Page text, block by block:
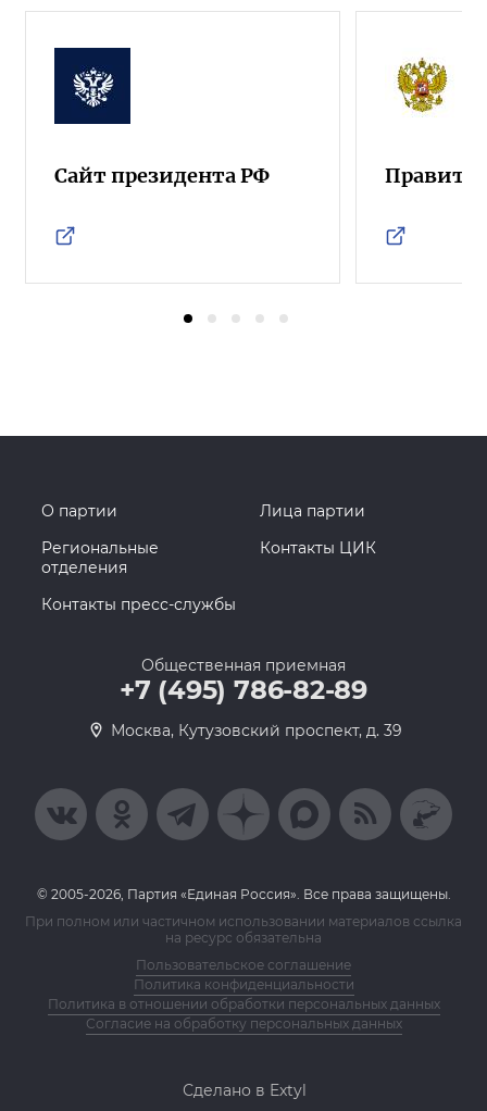
Сайт президента РФ
О партии
Лица партии
Региональные
отделения
Контакты ЦИК
Контакты пресс-службы
Общественная приемная
+7 (495) 786-82-89
Москва, Кутузовский проспект, д. 39
© 2005-2026, Партия «Единая Россия». Все права защищены.
При полном или частичном использовании материалов ссылка
на ресурс обязательна
Пользовательское соглашение
Политика конфиденциальности
Политика в отношении обработки персональных данных
Согласие на обработку персональных данных
Сделано в Extyl